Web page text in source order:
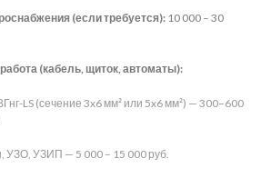
(если требуется): 10 000 – 30
(кабель, щиток, автоматы):
LS (сечение 3x6 мм² или 5x6 мм²) — 300–600
УЗО, УЗИП — 5 000 – 15 000 руб.